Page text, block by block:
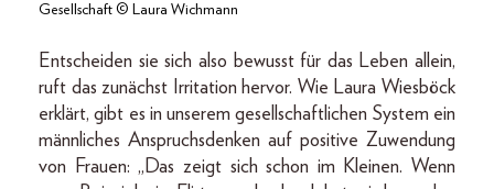
Gesellschaft © Laura Wichmann
Entscheiden sie sich also bewusst für das Leben allein,
ruft das zunächst Irritation hervor. Wie Laura Wiesböck
erklärt, gibt es in unserem gesellschaftlichen System ein
männliches Anspruchsdenken auf positive Zuwendung
von Frauen: „Das zeigt sich schon im Kleinen. Wenn